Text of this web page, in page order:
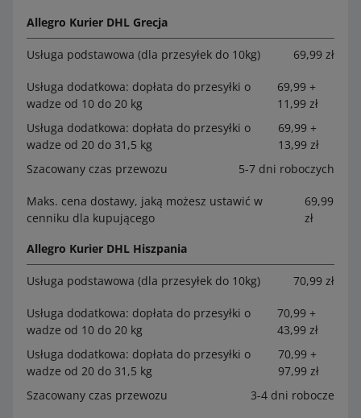
Allegro Kurier DHL Grecja
Usługa podstawowa (dla przesyłek do 10kg) 69,99 zł
Usługa dodatkowa: dopłata do przesyłki o
wadze od 10 do 20 kg
69,99 +
11,99 zł
Usługa dodatkowa: dopłata do przesyłki o
wadze od 20 do 31,5 kg
69,99 +
13,99 zł
Szacowany czas przewozu
5-7 dni roboczych
Maks. cena dostawy, jaką możesz ustawić w
cenniku dla kupującego
69,99
zł
Allegro Kurier DHL Hiszpania
Usługa podstawowa (dla przesyłek do 10kg) 70,99 zł
Usługa dodatkowa: dopłata do przesyłki o
wadze od 10 do 20 kg
70,99 +
43,99 zł
Usługa dodatkowa: dopłata do przesyłki o
wadze od 20 do 31,5 kg
70,99 +
97,99 zł
Szacowany czas przewozu
3-4 dni robocze